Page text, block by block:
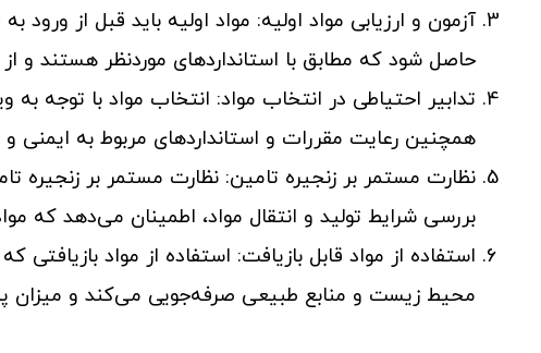
آزمون و ارزیابی مواد اولیه: مواد اولیه باید قبل از ورود
حاصل شود که مطابق با استانداردهای موردنظر هستند و
تدابیر احتیاطی در انتخاب مواد: انتخاب مواد با توجه
همچنین رعایت مقررات و استانداردهای مربوط به ایمنی و
نظارت مستمر بر زنجیره تامین: نظارت مستمر بر زنجیره
بررسی شرایط تولید و انتقال مواد، اطمینان می‌دهد که
استفاده از مواد قابل بازیافت: استفاده از مواد
محیط زیست و منابع طبیعی صرفه‌جویی می‌کند و میزان